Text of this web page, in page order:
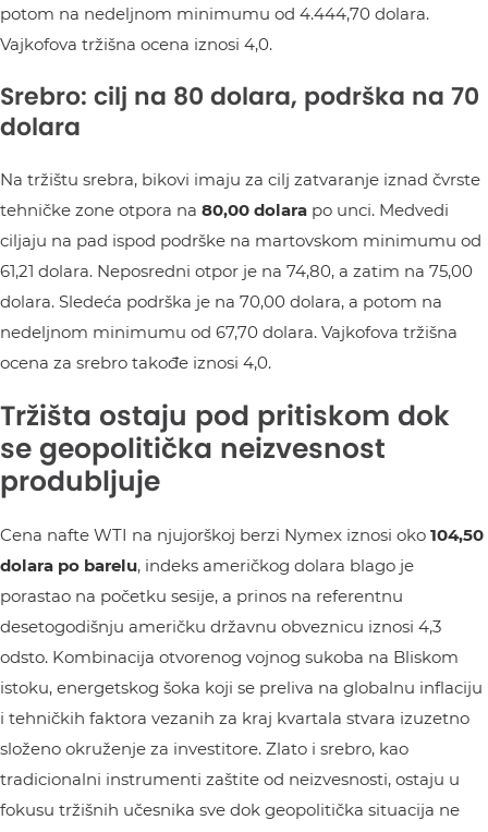
potom na nedeljnom minimumu od 4.444,70 dolara.
Vajkofova tržišna ocena iznosi 4,0.
Srebro: cilj na 80 dolara, podrška na 70
dolara
Na tržištu srebra, bikovi imaju za cilj zatvaranje iznad čvrste
tehničke zone otpora na 80,00 dolara po unci. Medvedi
ciljaju na pad ispod podrške na martovskom minimumu od
61,21 dolara. Neposredni otpor je na 74,80, a zatim na 75,00
dolara. Sledeća podrška je na 70,00 dolara, a potom na
nedeljnom minimumu od 67,70 dolara. Vajkofova tržišna
ocena za srebro takođe iznosi 4,0.
Tržišta ostaju pod pritiskom dok
se geopolitička neizvesnost
produbljuje
Cena nafte WTI na njujorškoj berzi Nymex iznosi oko 104,50
dolara po barelu, indeks američkog dolara blago je
porastao na početku sesije, a prinos na referentnu
desetogodišnju američku državnu obveznicu iznosi 4,3
odsto. Kombinacija otvorenog vojnog sukoba na Bliskom
istoku, energetskog šoka koji se preliva na globalnu inflaciju
i tehničkih faktora vezanih za kraj kvartala stvara izuzetno
složeno okruženje za investitore. Zlato i srebro, kao
tradicionalni instrumenti zaštite od neizvesnosti, ostaju u
fokusu tržišnih učesnika sve dok geopolitička situacija ne